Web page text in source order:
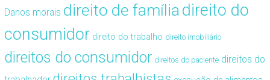
Danos morais direito de famíliadireito do
consumidor direito do trabalho direito imobiliário
direitos do consumidor direitos do paciente direitos do